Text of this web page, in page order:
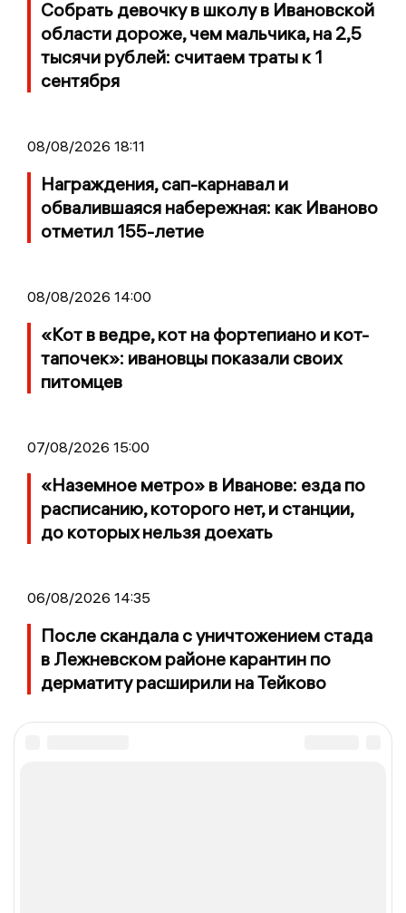
Собрать девочку в школу в Ивановской
области дороже, чем мальчика, на 2,5
тысячи рублей: считаем траты к 1
сентября
08/08/2026 18:11
Награждения, сап-карнавал и
обвалившаяся набережная: как Иваново
отметил 155-летие
08/08/2026 14:00
«Кот в ведре, кот на фортепиано и кот-
тапочек»: ивановцы показали своих
питомцев
07/08/2026 15:00
«Наземное метро» в Иванове: езда по
расписанию, которого нет, и станции,
до которых нельзя доехать
06/08/2026 14:35
После скандала с уничтожением стада
в Лежневском районе карантин по
дерматиту расширили на Тейково